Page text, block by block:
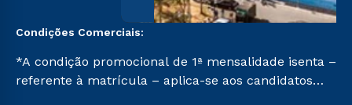
Condições Comerciais:
*A condição promocional de 1ª mensalidade isenta –
referente à matrícula – aplica-se aos candidatos